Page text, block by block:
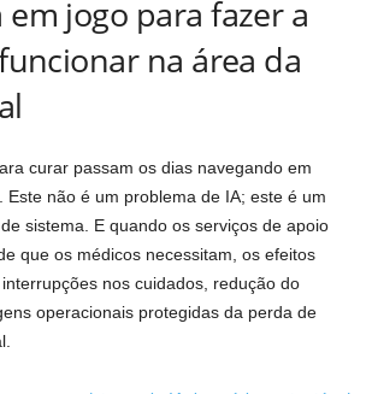
em jogo para fazer a
na área da
curar passam os dias navegando em
Este não é um problema de IA; este é um
sistema. E quando os serviços de apoio
que os médicos necessitam, os efeitos
nos cuidados, redução do
operacionais protegidas da perda de